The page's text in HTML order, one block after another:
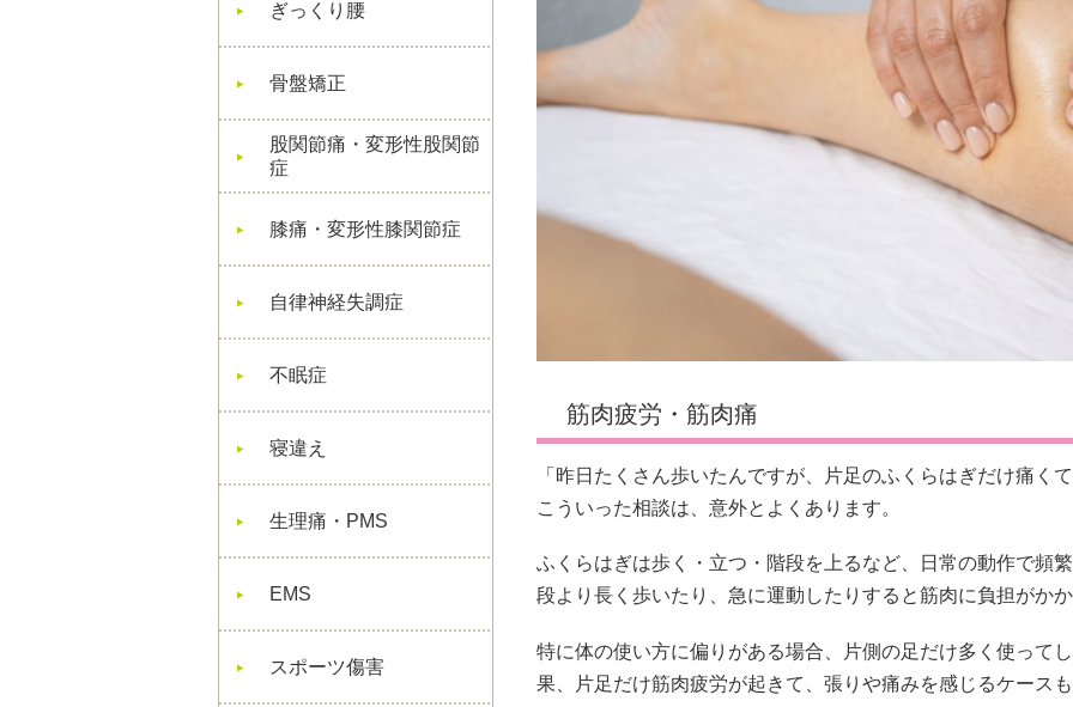
ぎっくり腰
骨盤矯正
股関節痛・変形性股関節
症
膝痛・変形性膝関節症
自律神経失調症
不眠症
寝違え
生理痛・PMS
EMS
スポーツ傷害
筋肉疲労・筋肉痛
「昨日たくさん歩いたんですが、片足のふくらはぎだけ痛く
こういった相談は、意外とよくあります。
ふくらはぎは歩く・立つ・階段を上るなど、日常の動作で頻
段より長く歩いたり、急に運動したりすると筋肉に負担がか
特に体の使い方に偏りがある場合、片側の足だけ多く使って
果、片足だけ筋肉疲労が起きて、張りや痛みを感じるケース